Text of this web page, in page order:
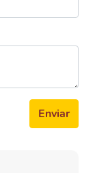
Enviar